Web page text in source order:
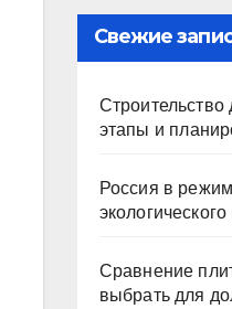
Свежие
этапы и
Россия в
экологического
Сравнение
выбрать для